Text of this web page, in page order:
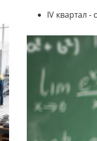
IV квартал -